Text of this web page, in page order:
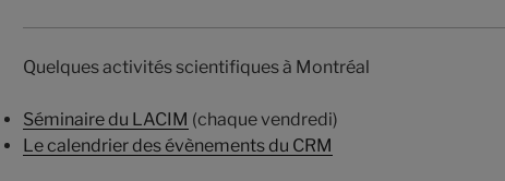
Quelques activités scientifiques à Montréal
Séminaire du LACIM (chaque vendredi)
Le calendrier des évènements du CRM